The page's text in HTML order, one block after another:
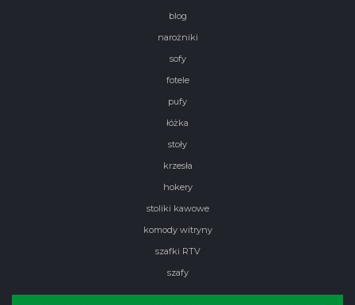
blog
narożniki
sofy
fotele
pufy
łóżka
stoły
krzesła
hokery
stoliki kawowe
komody witryny
szafki RTV
szafy